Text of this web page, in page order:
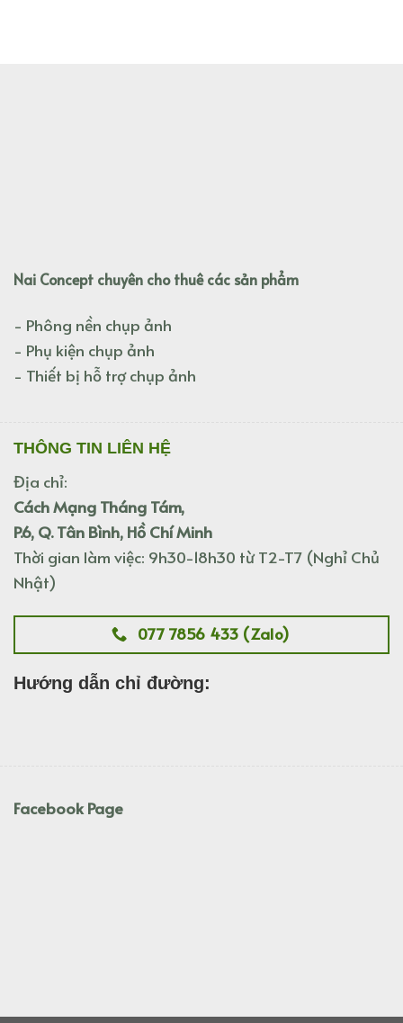
Nai Concept chuyên cho thuê các sản phẩm
- Phông nền chụp ảnh
- Phụ kiện chụp ảnh
- Thiết bị hỗ trợ chụp ảnh
THÔNG TIN LIÊN HỆ
Địa chỉ:
Cách Mạng Tháng Tám,
P.6, Q. Tân Bình, Hồ Chí Minh
Thời gian làm việc: 9h30-18h30 từ T2-T7 (Nghỉ Chủ
Nhật)
077 7856 433 (Zalo)
Hướng dẫn chỉ đường:
Facebook Page